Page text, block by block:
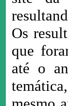
Os
que
até o